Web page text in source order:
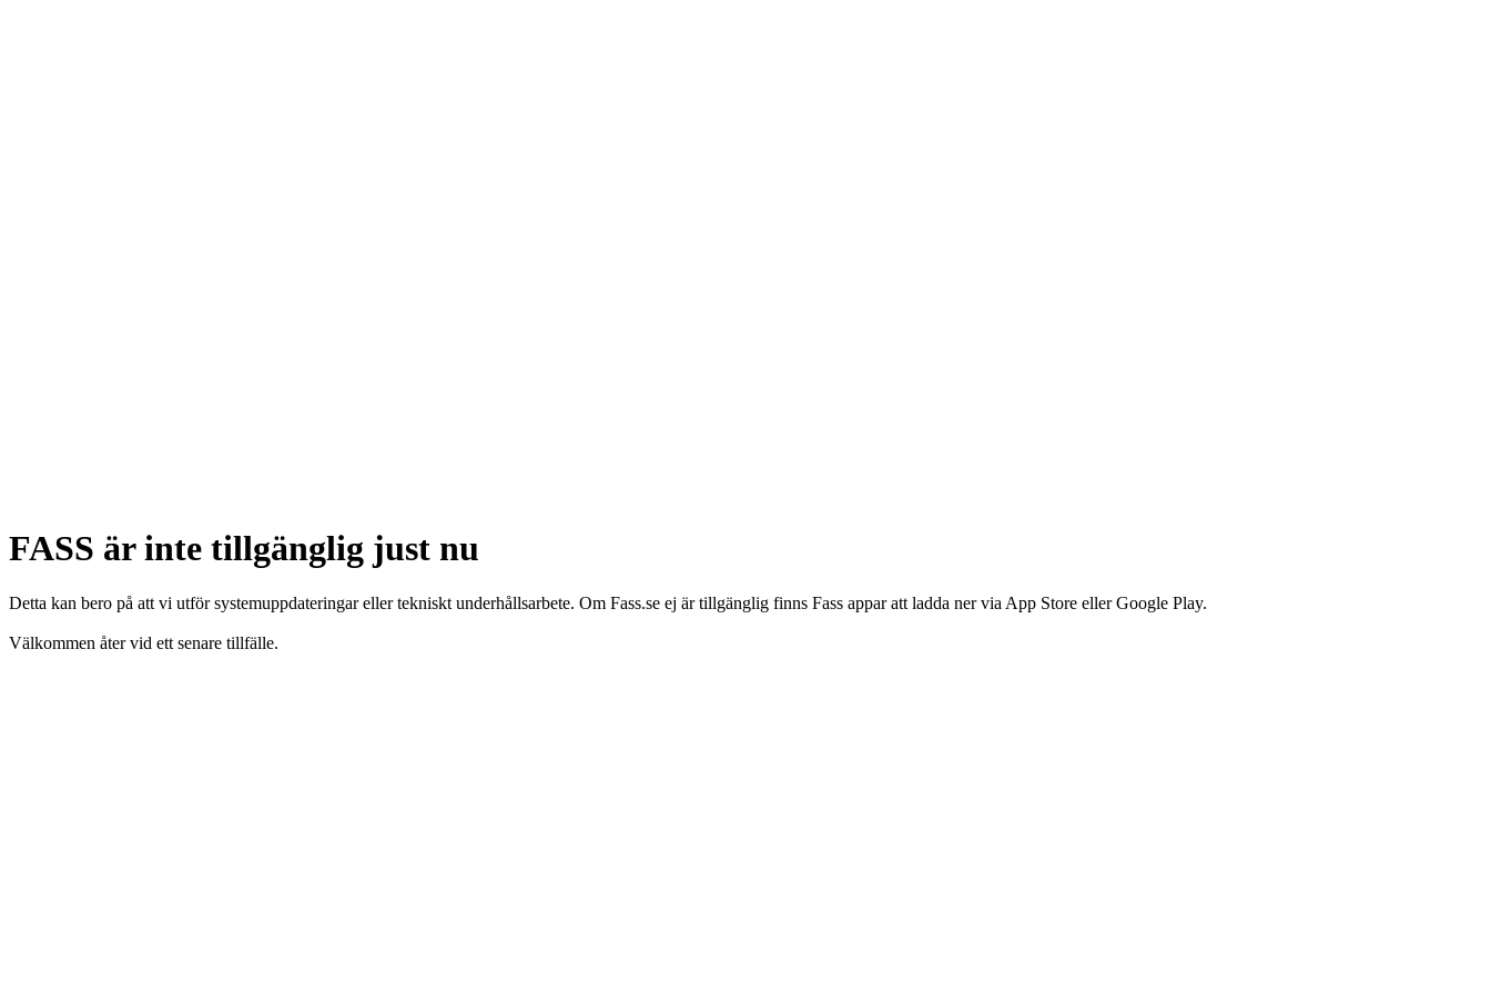
FASS är inte tillgänglig just nu
Detta kan bero på att vi utför systemuppdateringar eller tekniskt underhållsarbete. Om Fass.se ej är tillgänglig finns Fass appar att ladda ner via App Store eller Google Play.
Välkommen åter vid ett senare tillfälle.